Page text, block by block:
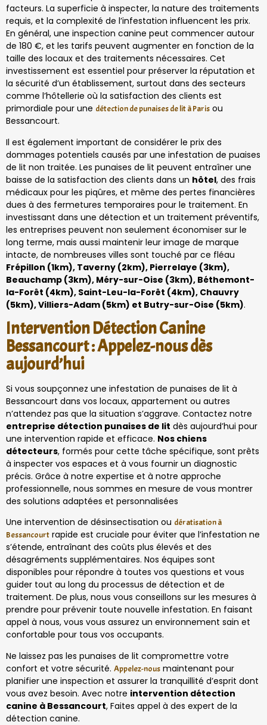
facteurs. La superficie à inspecter, la nature des traitements
requis, et la complexité de l’infestation influencent les prix.
En général, une inspection canine peut commencer autour
de 180 €, et les tarifs peuvent augmenter en fonction de la
taille des locaux et des traitements nécessaires. Cet
investissement est essentiel pour préserver la réputation et
la sécurité d’un établissement, surtout dans des secteurs
comme l’hôtellerie où la satisfaction des clients est
primordiale pour une détection de punaises de lit à Paris ou
Bessancourt.
Il est également important de considérer le prix des
dommages potentiels causés par une infestation de puaises
de lit non traitée. Les punaises de lit peuvent entraîner une
baisse de la satisfaction des clients dans un hôtel, des frais
médicaux pour les piqûres, et même des pertes financières
dues à des fermetures temporaires pour le traitement. En
investissant dans une détection et un traitement préventifs,
les entreprises peuvent non seulement économiser sur le
long terme, mais aussi maintenir leur image de marque
intacte, de nombreuses villes sont touché par ce fléau
Frépillon (1km), Taverny (2km), Pierrelaye (3km),
Beauchamp (3km), Méry-sur-Oise (3km), Béthemont-
la-Forêt (4km), Saint-Leu-la-Forêt (4km), Chauvry
(5km), Villiers-Adam (5km) et Butry-sur-Oise (5km).
Intervention Détection Canine
Bessancourt : Appelez-nous dès
aujourd’hui
Si vous soupçonnez une infestation de punaises de lit à
Bessancourt dans vos locaux, appartement ou autres
n’attendez pas que la situation s’aggrave. Contactez notre
entreprise détection punaises de lit dès aujourd’hui pour
une intervention rapide et efficace. Nos chiens
détecteurs, formés pour cette tâche spécifique, sont prêts
à inspecter vos espaces et à vous fournir un diagnostic
précis. Grâce à notre expertise et à notre approche
professionnelle, nous sommes en mesure de vous montrer
des solutions adaptées et personnalisées
Une intervention de désinsectisation ou dératisation à
Bessancourt rapide est cruciale pour éviter que l’infestation ne
s’étende, entraînant des coûts plus élevés et des
désagréments supplémentaires. Nos équipes sont
disponibles pour répondre à toutes vos questions et vous
guider tout au long du processus de détection et de
traitement. De plus, nous vous conseillons sur les mesures à
prendre pour prévenir toute nouvelle infestation. En faisant
appel à nous, vous vous assurez un environnement sain et
confortable pour tous vos occupants.
Ne laissez pas les punaises de lit compromettre votre
confort et votre sécurité. Appelez-nous maintenant pour
planifier une inspection et assurer la tranquillité d’esprit dont
vous avez besoin. Avec notre intervention détection
canine à Bessancourt, Faites appel à des expert de la
détection canine.